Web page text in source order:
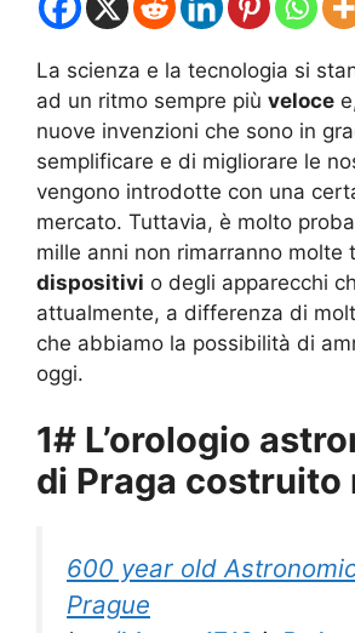
La scienza e la tecnologia si
ad un ritmo sempre più veloce
nuove invenzioni che sono in
semplificare e di migliorare le
vengono introdotte con una
mercato. Tuttavia, è molto
mille anni non rimarranno molte
dispositivi o degli apparecchi
attualmente, a differenza di
che abbiamo la possibilità di
oggi.
1# L’orologio
di Praga costruito
600 year old
Prague